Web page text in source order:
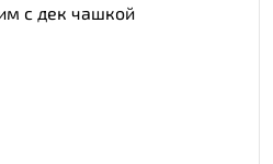
с дек чашкой